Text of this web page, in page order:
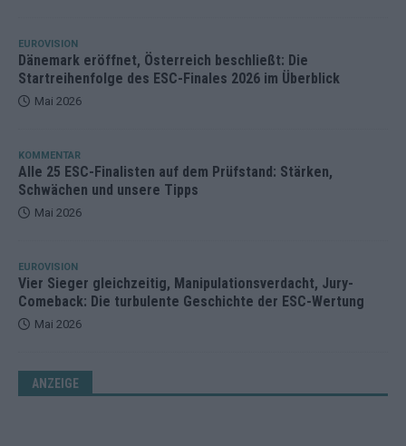
EUROVISION
Dänemark eröffnet, Österreich beschließt: Die
Startreihenfolge des ESC-Finales 2026 im Überblick
Mai 2026
KOMMENTAR
Alle 25 ESC-Finalisten auf dem Prüfstand: Stärken,
Schwächen und unsere Tipps
Mai 2026
EUROVISION
Vier Sieger gleichzeitig, Manipulationsverdacht, Jury-
Comeback: Die turbulente Geschichte der ESC-Wertung
Mai 2026
ANZEIGE